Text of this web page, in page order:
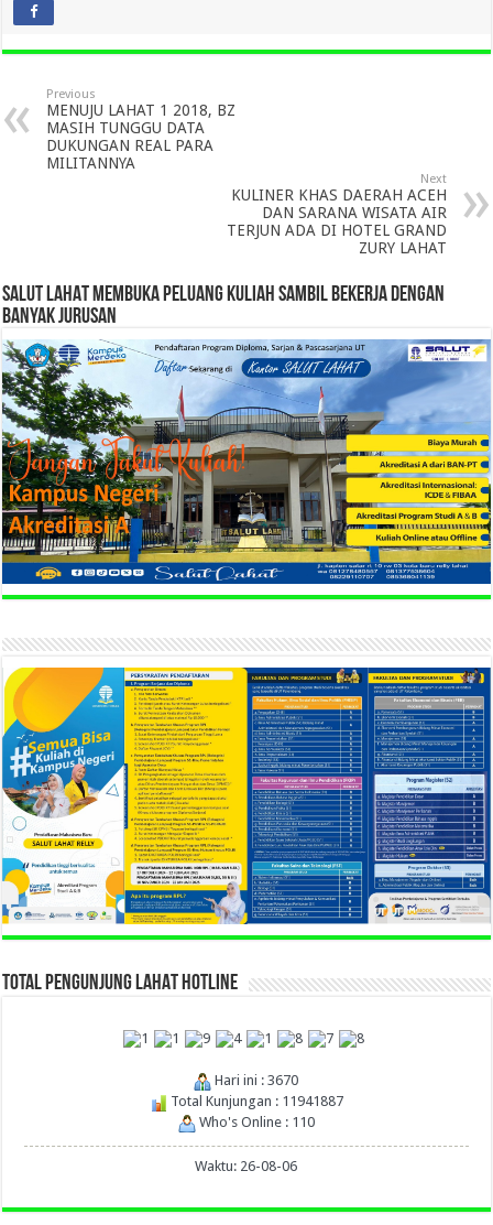
Previous
MENUJU LAHAT 1 2018, BZ
MASIH TUNGGU DATA
DUKUNGAN REAL PARA
MILITANNYA
Next
KULINER KHAS DAERAH ACEH
DAN SARANA WISATA AIR
TERJUN ADA DI HOTEL GRAND
ZURY LAHAT
SALUT LAHAT MEMBUKA PELUANG KULIAH SAMBIL BEKERJA DENGAN
BANYAK JURUSAN
TOTAL PENGUNJUNG LAHAT HOTLINE
Hari ini : 3670
Total Kunjungan : 11941887
Who's Online : 110
Waktu: 26-08-06